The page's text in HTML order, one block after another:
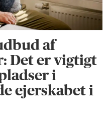
af
Det er vigtigt
i
ejerskabet i